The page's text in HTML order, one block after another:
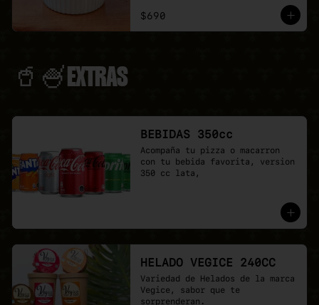
$690
🥤🍧EXTRAS
BEBIDAS 350cc
Acompaña tu pizza o macarron
con tu bebida favorita, version
350 cc lata,
HELADO VEGICE 240CC
Variedad de Helados de la marca
Vegice, sabor que te
sorprenderan.